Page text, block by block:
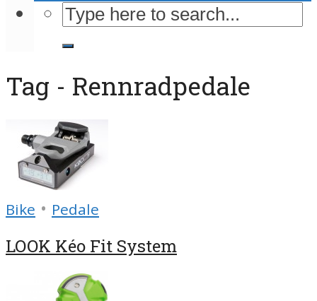
Tag - Rennradpedale
Bike • Pedale
LOOK Kéo Fit System